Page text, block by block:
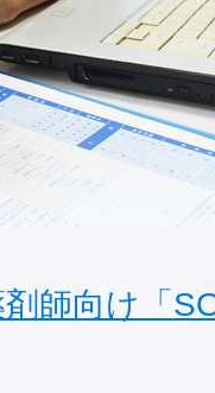
師向け「